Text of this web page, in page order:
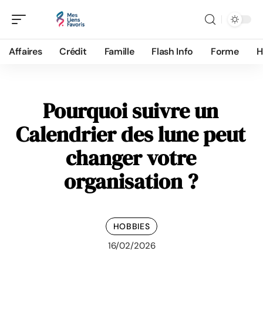
Affaires Crédit Famille Flash Info Forme
Pourquoi suivre un
Calendrier des lune peut
changer votre
organisation ?
HOBBIES
16/02/2026